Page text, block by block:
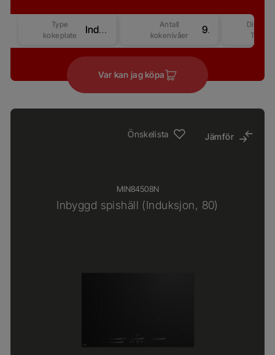
Type
kokeplate
Induksjon
Antall
kokenivåer
9
Display
Type
Var kan jag köpa
Önskelista Jämför
MIN84508N
Inbyggd spishäll (Induksjon, 80)